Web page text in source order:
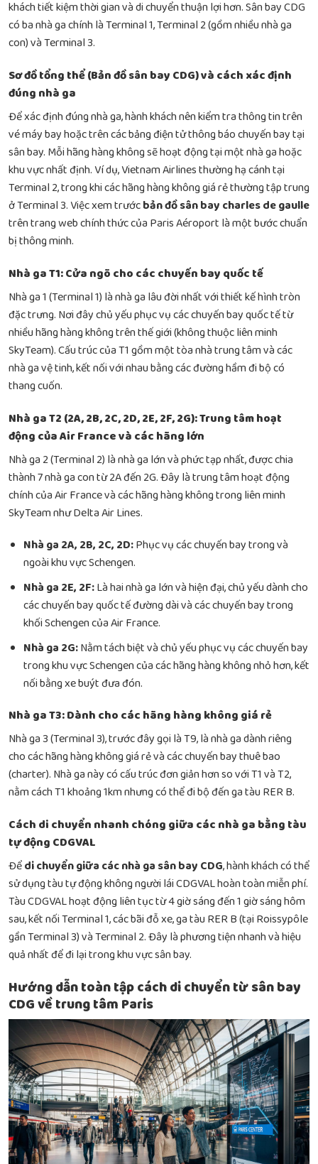
khách tiết kiệm thời gian và di chuyển thuận lợi hơn. Sân bay CDG
có ba nhà ga chính là Terminal 1, Terminal 2 (gồm nhiều nhà ga
con) và Terminal 3.
Sơ đồ tổng thể (Bản đồ sân bay CDG) và cách xác định
đúng nhà ga
Để xác định đúng nhà ga, hành khách nên kiểm tra thông tin trên
vé máy bay hoặc trên các bảng điện tử thông báo chuyến bay tại
sân bay. Mỗi hãng hàng không sẽ hoạt động tại một nhà ga hoặc
khu vực nhất định. Ví dụ, Vietnam Airlines thường hạ cánh tại
Terminal 2, trong khi các hãng hàng không giá rẻ thường tập trung
ở Terminal 3. Việc xem trướcbản đồ sân bay charles de gaulle
trên trang web chính thức của Paris Aéroport là một bước chuẩn
bị thông minh.
Nhà ga T1: Cửa ngõ cho các chuyến bay quốc tế
Nhà ga 1 (Terminal 1) là nhà ga lâu đời nhất với thiết kế hình tròn
đặc trưng. Nơi đây chủ yếu phục vụ các chuyến bay quốc tế từ
nhiều hãng hàng không trên thế giới (không thuộc liên minh
SkyTeam). Cấu trúc của T1 gồm một tòa nhà trung tâm và các
nhà ga vệ tinh, kết nối với nhau bằng các đường hầm đi bộ có
thang cuốn.
Nhà ga T2 (2A, 2B, 2C, 2D, 2E, 2F, 2G): Trung tâm hoạt
động của Air France và các hãng lớn
Nhà ga 2 (Terminal 2) là nhà ga lớn và phức tạp nhất, được chia
thành 7 nhà ga con từ 2A đến 2G. Đây là trung tâm hoạt động
chính của Air France và các hãng hàng không trong liên minh
SkyTeam như Delta Air Lines.
Nhà ga 2A, 2B, 2C, 2D:Phục vụ các chuyến bay trong và
ngoài khu vực Schengen.
Nhà ga 2E, 2F:Là hai nhà ga lớn và hiện đại, chủ yếu dành cho
các chuyến bay quốc tế đường dài và các chuyến bay trong
khối Schengen của Air France.
Nhà ga 2G:Nằm tách biệt và chủ yếu phục vụ các chuyến bay
trong khu vực Schengen của các hãng hàng không nhỏ hơn, kết
nối bằng xe buýt đưa đón.
Nhà ga T3: Dành cho các hãng hàng không giá rẻ
Nhà ga 3 (Terminal 3), trước đây gọi là T9, là nhà ga dành riêng
cho các hãng hàng không giá rẻ và các chuyến bay thuê bao
(charter). Nhà ga này có cấu trúc đơn giản hơn so với T1 và T2,
nằm cách T1 khoảng 1km nhưng có thể đi bộ đến ga tàu RER B.
Cách di chuyển nhanh chóng giữa các nhà ga bằng tàu
tự động CDGVAL
Đểdi chuyển giữa các nhà ga sân bay CDG, hành khách có thể
sử dụng tàu tự động không người lái CDGVAL hoàn toàn miễn phí.
Tàu CDGVAL hoạt động liên tục từ 4 giờ sáng đến 1 giờ sáng hôm
sau, kết nối Terminal 1, các bãi đỗ xe, ga tàu RER B (tại Roissypôle
gần Terminal 3) và Terminal 2. Đây là phương tiện nhanh và hiệu
quả nhất để đi lại trong khu vực sân bay.
Hướng dẫn toàn tập cách di chuyển từ sân bay
CDG về trung tâm Paris